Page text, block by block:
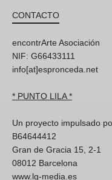
CONTACTO
encontrArte Asociación
NIF: G66433111
info[at]espronceda.net
* PUNTO LILA *
Un proyecto impulsado
B64644412
Gran de Gracia 15, 2-1
08012 Barcelona
www.lg-media.es